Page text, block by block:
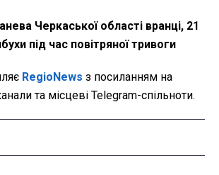
Черкаської області вранці, 21
під час повітряної тривоги
RegioNews з посиланням на
та місцеві Telegram-спільноти.